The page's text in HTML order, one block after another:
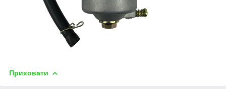
Приховати